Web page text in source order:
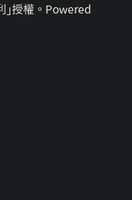
｣授權。Powered